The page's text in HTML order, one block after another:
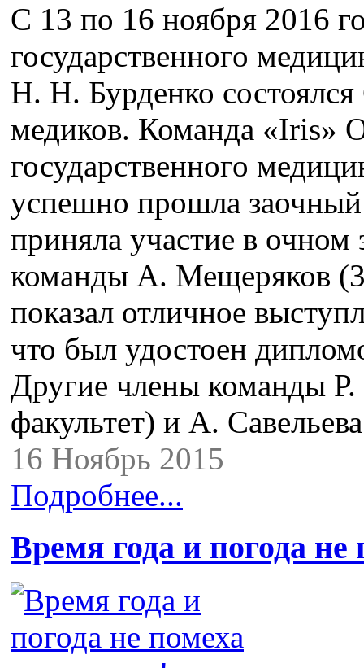
С 13 по 16 ноября 2016
государственного
Н. Н. Бурденко
медиков. Команда «Iris»
государственного
успешно прошла
приняла участие в очном
команды А. Мещеряков (3
показал отличное
что был удостоен
Другие члены команды
факультет) и А.
16 Ноябрь 2015
Подробнее...
Время года и погода не